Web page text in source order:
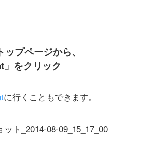
プページから、
」をクリック
に行くこともできます。